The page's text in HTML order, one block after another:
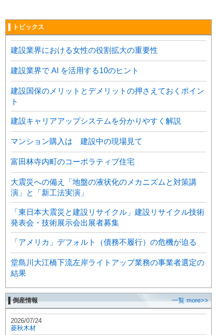
▌トピックス
建設業界における女性の役割拡大の重要性
建設業界で AI を活用する10のヒント
建設国保のメリットとデメリットの押さえておくポイン
ト
建設キャリアアップシステムを分かりやすく解説
マンション購入は 建設中の現場見て
富田林寺内町のコーポラティブ住宅
大震災への備え「地盤の液状化のメカニズムと対策講
演」と「新工法実演」
「東日本大震災と建設リサイクル」建設リサイクル技術
発表会・技術展示会出展者募集
「アメリカ」デフォルト（債務不履行）の危機が迫る
堂島川大江橋下流左岸ライトアップ業務の事業者選定の
結果
▌倒産情報 一覧 more>>
2026/07/24
菱秋木材